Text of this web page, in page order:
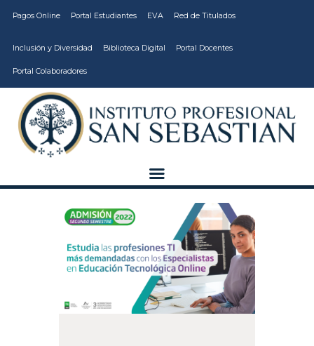
Pagos Online Portal Estudiantes EVA Red de Titulados
Inclusión y Diversidad Biblioteca Digital Portal Docentes
Portal Colaboradores
CARRERAS
VIDA ESTUDIANTIL
INSTITUCIÓN
VCM
CONTINUA